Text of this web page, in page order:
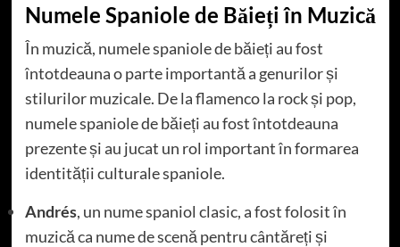
Numele Spaniole de Băieți în Muzică
În muzică, numele spaniole de băieți au fost
întotdeauna o parte importantă a genurilor și
stilurilor muzicale. De la flamenco la rock și pop,
numele spaniole de băieți au fost întotdeauna
prezente și au jucat un rol important în formarea
identității culturale spaniole.
Andrés, un nume spaniol clasic, a fost folosit în
muzică ca nume de scenă pentru cântăreți și